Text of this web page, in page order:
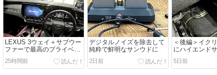
LEXUS 3ウェイ＋サブウー
ファーで最高のプライベー
トオーディオルームに♪
25時間前
デジタルノイズを除去して
純粋で鮮明なサンウドに
2日前
＜後編＞イク
にハイエンド
5日前